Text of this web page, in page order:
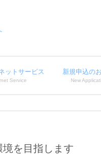
ットサービス
Service
新規申込の
New
を目指します